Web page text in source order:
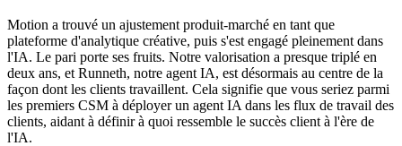
Motion a trouvé un ajustement produit-marché en tant que
plateforme d'analytique créative, puis s'est engagé pleinement dans
l'IA. Le pari porte ses fruits. Notre valorisation a presque triplé en
deux ans, et Runneth, notre agent IA, est désormais au centre de la
façon dont les clients travaillent. Cela signifie que vous seriez parmi
les premiers CSM à déployer un agent IA dans les flux de travail des
clients, aidant à définir à quoi ressemble le succès client à l'ère de
l'IA.